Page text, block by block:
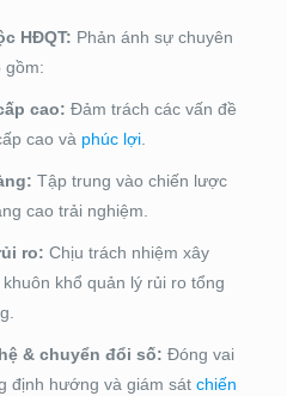
HĐQT: Phản ánh sự chuyên
gồm:
cao: Đảm trách các vấn đề
cao và phúc lợi.
Tập trung vào chiến lược
cao trải nghiệm.
ro: Chịu trách nhiệm xây
khổ quản lý rủi ro tổng
& chuyển đổi số: Đóng vai
định hướng và giám sát chiến